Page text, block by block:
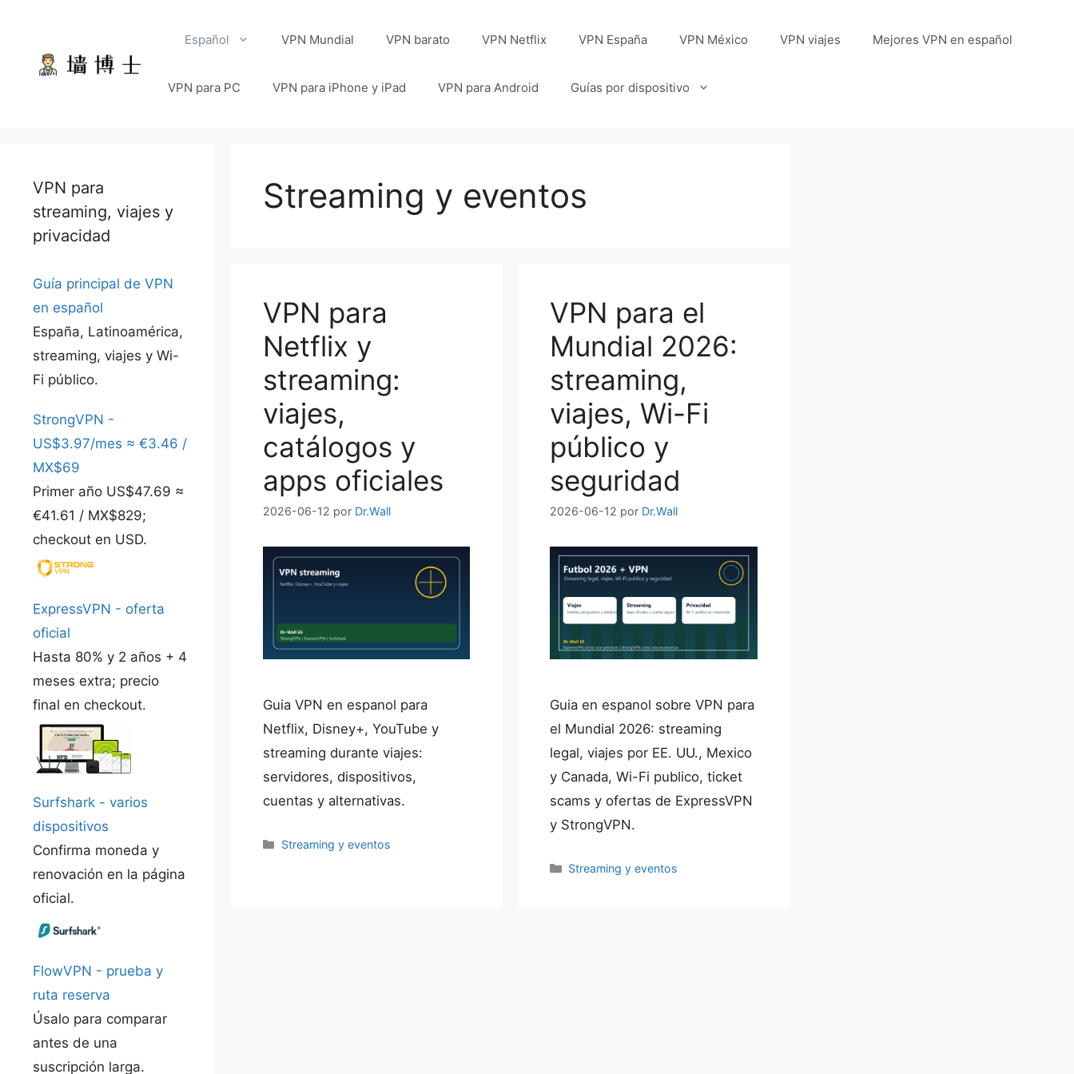
contenido
Español VPN Mundial VPN barato VPN Netflix VPN España VPN México VPN viajes Mejores VPN en español
VPN para PC VPN para iPhone y iPad VPN para Android Guías por dispositivo
Streaming y eventos
VPN para
Netflix y
streaming:
viajes,
catálogos y
apps oficiales
2026-06-12 por Dr.Wall
Guia VPN en espanol para
Netflix, Disney+, YouTube y
streaming durante viajes:
servidores, dispositivos,
cuentas y alternativas.
Categorías
Streaming y eventos
VPN para el
Mundial 2026:
streaming,
viajes, Wi-Fi
público y
seguridad
2026-06-12 por Dr.Wall
Guia en espanol sobre VPN para
el Mundial 2026: streaming
legal, viajes por EE. UU., Mexico
y Canada, Wi-Fi publico, ticket
scams y ofertas de ExpressVPN
y StrongVPN.
Categorías
Streaming y eventos
VPN para
streaming, viajes y
privacidad
Guía principal de VPN
en español
España, Latinoamérica,
streaming, viajes y Wi-
Fi público.
StrongVPN -
US$3.97/mes ≈ €3.46 /
MX$69
Primer año US$47.69 ≈
€41.61 / MX$829;
checkout en USD.
ExpressVPN - oferta
oficial
Hasta 80% y 2 años + 4
meses extra; precio
final en checkout.
Surfshark - varios
dispositivos
Confirma moneda y
renovación en la página
oficial.
FlowVPN - prueba y
ruta reserva
Úsalo para comparar
antes de una
suscripción larga.